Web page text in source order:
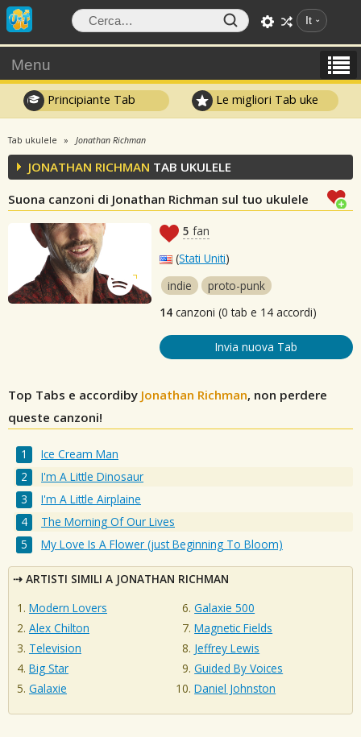
It
Menu
Principiante Tab Le migliori Tab uke
Tab ukulele Jonathan Richman
JONATHAN RICHMAN TAB UKULELE
Suona canzoni di Jonathan Richman sul tuo ukulele
5 fan
(Stati Uniti)
indie
proto-punk
14 canzoni (0 tab e 14 accordi)
Invia nuova Tab
Top Tabs e accordiby Jonathan Richman, non perdere
queste canzoni!
Ice Cream Man
I'm A Little Dinosaur
I'm A Little Airplaine
The Morning Of Our Lives
My Love Is A Flower (just Beginning To Bloom)
ARTISTI SIMILI A JONATHAN RICHMAN
Modern Lovers
Alex Chilton
Television
Big Star
Galaxie
Galaxie 500
Magnetic Fields
Jeffrey Lewis
Guided By Voices
Daniel Johnston